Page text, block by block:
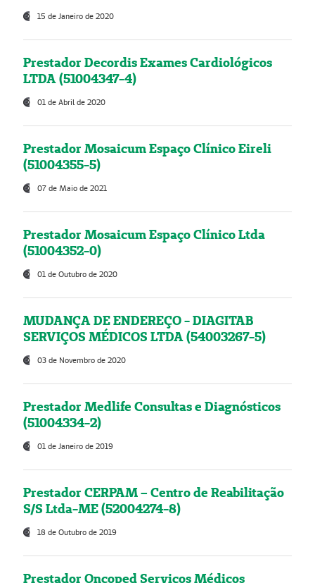
15 de Janeiro de 2020
Prestador Decordis Exames Cardiológicos
LTDA (51004347-4)
01 de Abril de 2020
Prestador Mosaicum Espaço Clínico Eireli
(51004355-5)
07 de Maio de 2021
Prestador Mosaicum Espaço Clínico Ltda
(51004352-0)
01 de Outubro de 2020
MUDANÇA DE ENDEREÇO - DIAGITAB
SERVIÇOS MÉDICOS LTDA (54003267-5)
03 de Novembro de 2020
Prestador Medlife Consultas e Diagnósticos
(51004334-2)
01 de Janeiro de 2019
Prestador CERPAM – Centro de Reabilitação
S/S Ltda-ME (52004274-8)
18 de Outubro de 2019
Prestador Oncoped Serviços Médicos